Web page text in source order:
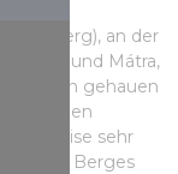
(Burgberg), an der
Bükk und Mátra,
hinein gehauen
sehr
des Berges